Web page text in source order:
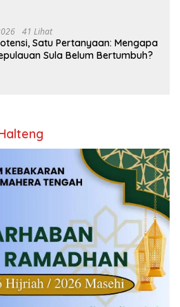
41 Lihat
Satu Pertanyaan: Mengapa
Sula Belum Bertumbuh?